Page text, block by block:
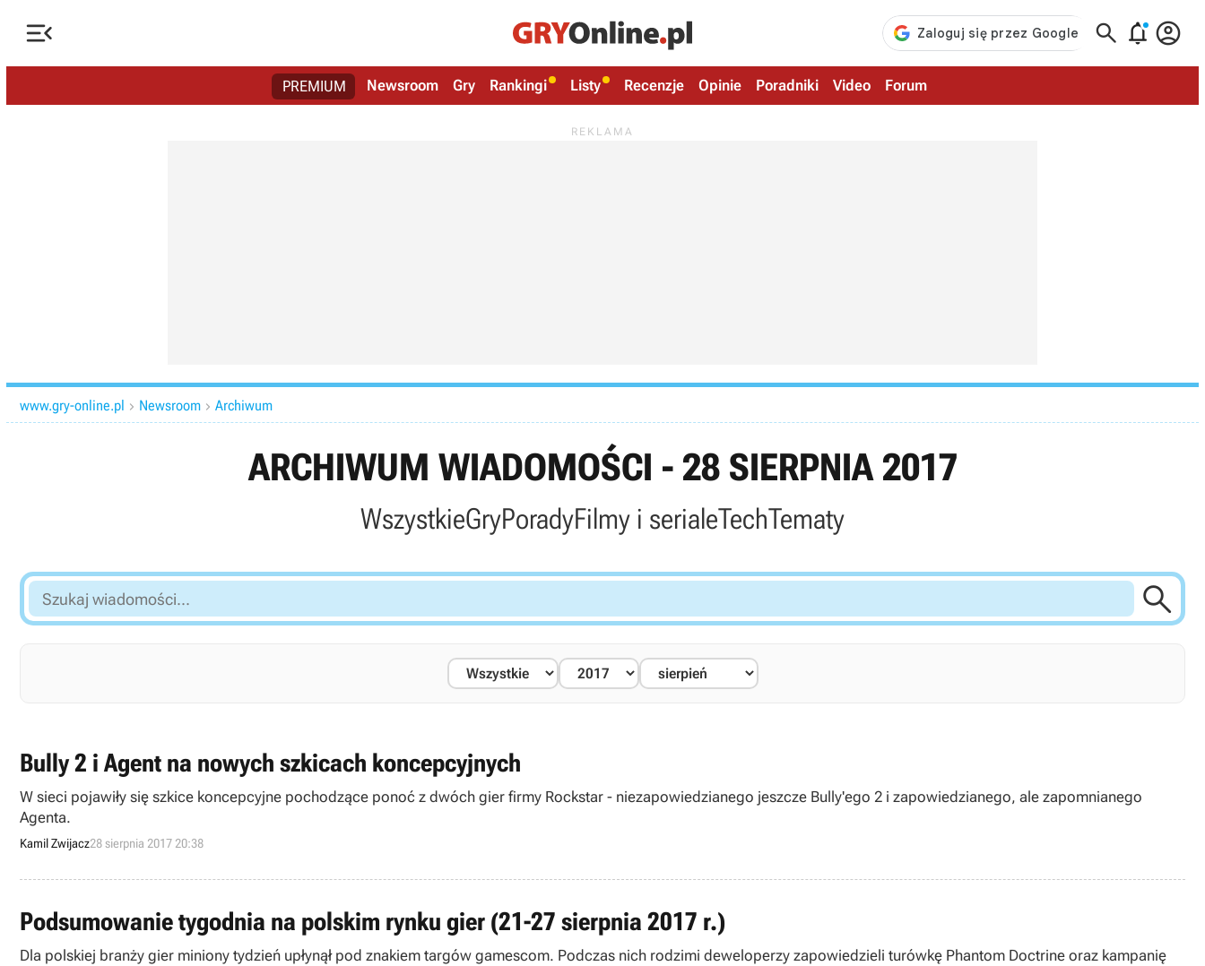
   
PREMIUM Newsroom Gry Rankingi Listy Recenzje Opinie Poradniki Video Forum
www.gry-online.pl  Newsroom  Archiwum
ARCHIWUM WIADOMOŚCI - 28 SIERPNIA 2017
WszystkieGryPoradyFilmy i serialeTechTematy
Szukaj
wiadomości...

Bully 2 i Agent na nowych szkicach koncepcyjnych
W sieci pojawiły się szkice koncepcyjne pochodzące ponoć z dwóch gier firmy Rockstar - niezapowiedzianego jeszcze Bully'ego 2 i zapowiedzianego, ale zapomnianego
Agenta.
Kamil Zwijacz28 sierpnia 2017 20:38
Podsumowanie tygodnia na polskim rynku gier (21-27 sierpnia 2017 r.)
Dla polskiej branży gier miniony tydzień upłynął pod znakiem targów gamescom. Podczas nich rodzimi deweloperzy zapowiedzieli turówkę Phantom Doctrine oraz kampanię